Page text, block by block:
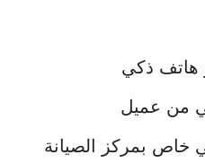
هاتف ذكي
من عميل
خاص بمركز الصيانة